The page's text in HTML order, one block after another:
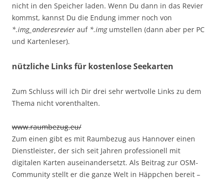
nicht in den Speicher laden. Wenn Du dann in das Revier
kommst, kannst Du die Endung immer noch von
*.img_anderesrevier auf *.imgumstellen (dann aber per PC
und Kartenleser).
nützliche Links für kostenlose Seekarten
Zum Schluss will ich Dir drei sehr wertvolle Links zu dem
Thema nicht vorenthalten.
www.raumbezug.eu/
Zum einen gibt es mit Raumbezug aus Hannover einen
Dienstleister, der sich seit Jahren professionell mit
digitalen Karten auseinandersetzt. Als Beitrag zur OSM-
Community stellt er die ganze Welt in Häppchen bereit –